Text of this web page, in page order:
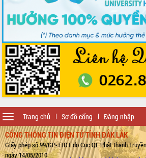
Trang chủ Sơ đồ cổng Đăng nhập
Toggle
navigation
CỔNG THÔNG TIN ĐIỆN TỬ TỈNH ĐẮK LẮK
Giấy phép số 99/GP-TTĐT do Cục QL Phát thanh
ngày 14/05/2010